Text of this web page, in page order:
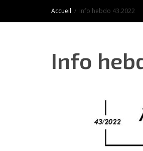
Accueil Info hebdo 43.2022
Info